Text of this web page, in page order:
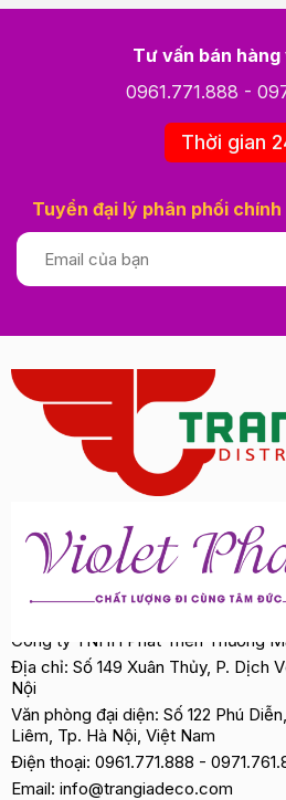
Tư vấn bán hàng
0961.771.888 -
Thời gian
Tuyển đại lý phân phối chính
Công ty TNHH Phát Triển Thương
Địa chỉ: Số 149 Xuân Thủy, P. Dịch
Nội
Văn phòng đại diện: Số 122 Phú
Liêm, Tp. Hà Nội, Việt Nam
Điện thoại: 0961.771.888 -
Email: info@trangiadeco.com